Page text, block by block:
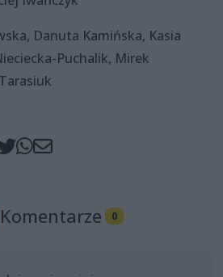
Danuta Kamińska, Kasia
Puchalik, Mirek
Komentarze 0